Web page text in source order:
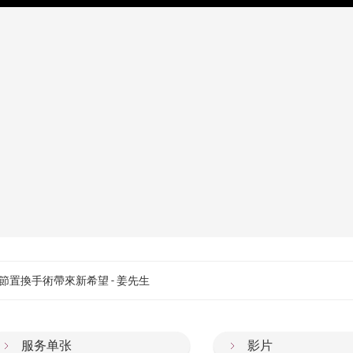
置換手術帶來新希望 - 姜先生
服务单张 影片